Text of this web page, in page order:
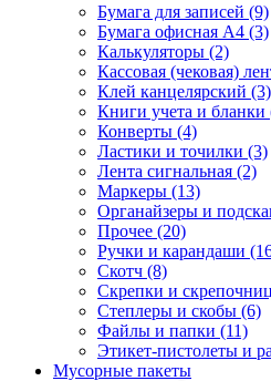
Бумага для записей (9)
Бумага офисная А4 (3)
Калькуляторы (2)
Кассовая (чековая)
Клей канцелярский (3)
Книги учета и бланки
Конверты (4)
Ластики и точилки (3)
Лента сигнальная (2)
Маркеры (13)
Органайзеры и
Прочее (20)
Ручки и карандаши
Скотч (8)
Скрепки и
Степлеры и скобы (6)
Файлы и папки (11)
Этикет-пистолеты и
Мусорные пакеты